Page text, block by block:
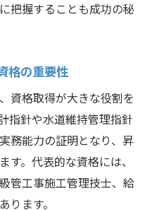
図の基礎知識と活用
するやりがいと成長
得た実務経験の価値
リアアップを叶える
現場のリアルな体験
把握することも成功の秘
格の重要性
資格取得が大きな役割を
指針や水道維持管理指針
務能力の証明となり、昇
。代表的な資格には、
管工事施工管理技士、給
ります。